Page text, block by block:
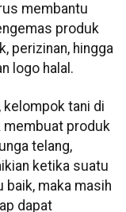
membantu
produk
perizinan, hingga
logo halal.
kelompok tani di
membuat produk
telang,
ketika suatu
maka masih
dapat